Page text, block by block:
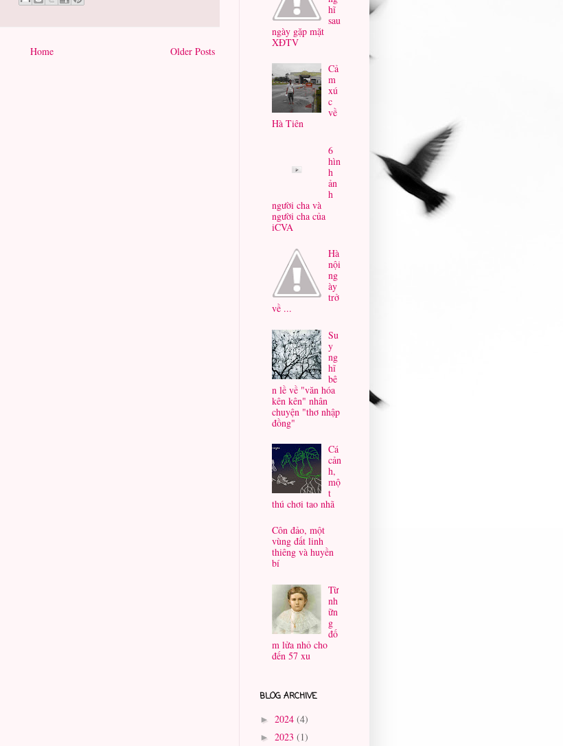
Older Posts
Home
hĩ
sau
ngày gặp mặt
XĐTV
Cả
m
xú
c
về
Hà Tiên
6
hìn
h
ản
h
người cha và
người cha của
iCVA
Hà
nội
ng
ày
trở
về ...
Su
y
ng
hĩ
bê
n lề về "văn hóa
kên kên" nhân
chuyện "thơ nhập
đồng"
Cá
cản
h,
mộ
t
thú chơi tao nhã
Côn đảo, một
vùng đất linh
thiêng và huyền
bí
Từ
nh
ữn
g
đố
m lửa nhỏ cho
đến 57 xu
BLOG ARCHIVE
► 2024 (4)
► 2023 (1)